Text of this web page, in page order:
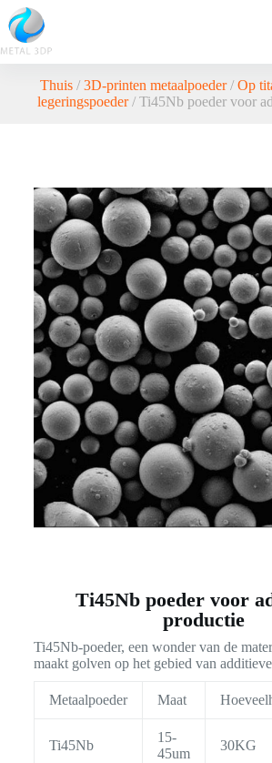
Thuis /3D-printen metaalpoeder/Op
legeringspoeder/ Ti45Nb poeder voor
Ti45Nb poeder voor
productie
Ti45Nb-poeder, een wonder van de
maakt golven op het gebied van
Metaalpoeder Maat
Ti45Nb
15-
45um
30KG